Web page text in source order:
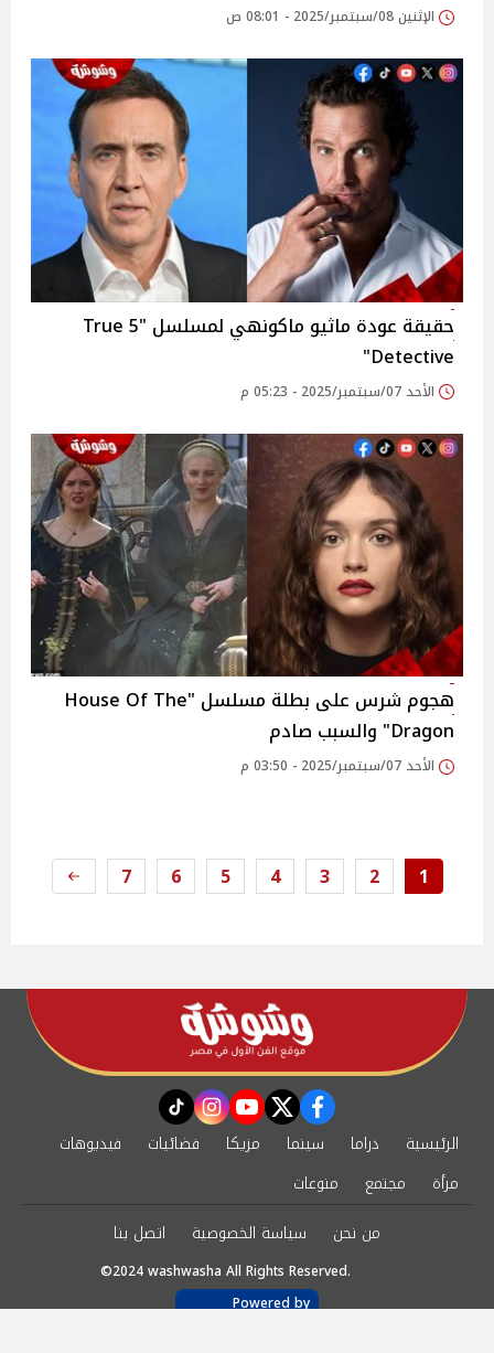
الإثنين 08/سبتمبر/2025 - 08:01 ص
حقيقة عودة ماثيو ماكونهي لمسلسل "5 True
Detective"
الأحد 07/سبتمبر/2025 - 05:23 م
هجوم شرس على بطلة مسلسل "House Of The
Dragon" والسبب صادم
الأحد 07/سبتمبر/2025 - 03:50 م
1
2
3
4
5
6
7
facebook
twitter
youtube
instagram
tiktok
الرئيسية دراما سينما مزيكا فضائيات
فيديوهات
مرأة
مجتمع
منوعات
من نحن
سياسة الخصوصية اتصل بنا
©2024 washwasha All Rights Reserved.
Powered by